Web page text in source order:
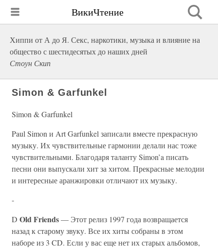
ВикиЧтение
Хиппи от А до Я. Секс, наркотики, музыка и влияние на
общество с шестидесятых до наших дней
Стоун Скип
Simon & Garfunkel
Simon & Garfunkel
Paul Simon и Art Garfunkel записали вместе прекрасную
музыку. Их чувствительные гармонии делали нас тоже
чувствительными. Благодаря таланту Simon’a писать
песни они выпускали хит за хитом. Прекрасные мелодии
и интересные аранжировки отличают их музыку.
-
D Old Friends— Этот релиз 1997 года возвращается
назад к старому звуку. Все их хиты собраны в этом
наборе из 3 CD. Если у вас еще нет их старых альбомов,